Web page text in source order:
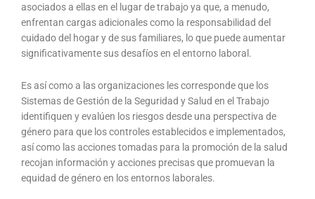
asociados a ellas en el lugar de trabajo ya que, a menudo,
enfrentan cargas adicionales como la responsabilidad del
cuidado del hogar y de sus familiares, lo que puede aumentar
significativamente sus desafíos en el entorno laboral.
Es así como a las organizaciones les corresponde que los
Sistemas de Gestión de la Seguridad y Salud en el Trabajo
identifiquen y evalúen los riesgos desde una perspectiva de
género para que los controles establecidos e implementados,
así como las acciones tomadas para la promoción de la salud
recojan información y acciones precisas que promuevan la
equidad de género en los entornos laborales.